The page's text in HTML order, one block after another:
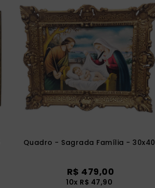
Quadro - Sagrada Família - 30x40
R$ 479,00
10x R$ 47,90